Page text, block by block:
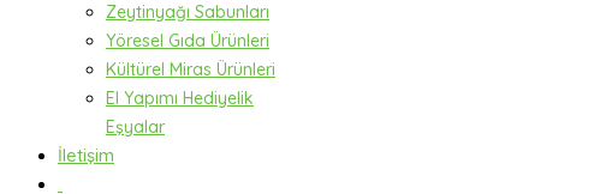
Zeytinyağı Sabunları
Yöresel Gıda Ürünleri
Kültürel Miras Ürünleri
El Yapımı Hediyelik
Eşyalar
İletişim